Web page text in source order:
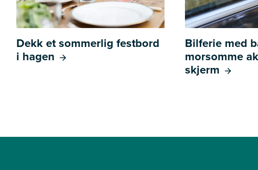
Dekk et sommerlig festbord
i hagen
Bilferie med
morsomme
skjerm